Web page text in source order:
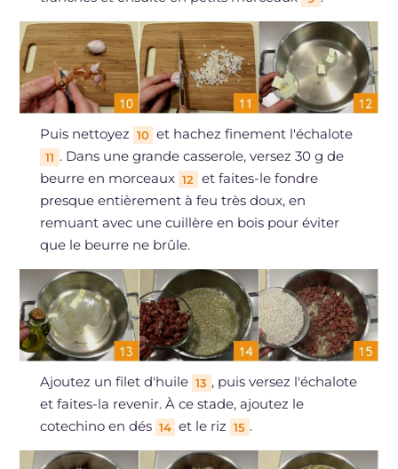
Puis nettoyez 10 et hachez finement l'échalote
11 . Dans une grande casserole, versez 30 g de
beurre en morceaux 12
et faites-le fondre
presque entièrement à feu très doux, en
remuant avec une cuillère en bois pour éviter
que le beurre ne brûle.
Ajoutez un filet d'huile 13 , puis versez l'échalote
et faites-la revenir. À ce stade, ajoutez le
cotechino en dés 14 et le riz 15 .